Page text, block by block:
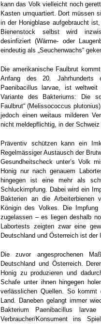
kann das Volk vielleicht noch
Kasten umquartiert. Dort müssen
in der Honigblase aufgebraucht
Bienenstock selbst wird
desinfiziert (Wärme- oder
eindeutig als „Seuchenwachs“
Die amerikanische Faulbrut
Anfang des 20. Jahrhunderts
Paenibacillus larvae, ist
Variante des Bakteriums: Die
Faulbrut“ (Melissococcus
jedoch einen weitaus milderen
nicht meldepflichtig, in der Schweiz
Präventiv schützen kann ein
Regelmässiger Austausch der
Gesundheitscheck unter’s Volk
Honig nur nach genauem
hingegen ist eine mehr als
Schluckimpfung. Dabei wird ein
Bakterien an die Arbeiterbienen
Königin des Volkes. Die
zugelassen – es liegen deshalb
Labortests zeigten zwar eine
Deutschland und Österreich ist
Die zuvor angesprochenen
Deutschland und Österreich.
Honig zu produzieren und
Schafe unter ihnen hingegen
verlässlichen Quellen. So
Land. Daneben gelangt immer
Bakterium Paenibacillus
Verbraucher/Konsument ins